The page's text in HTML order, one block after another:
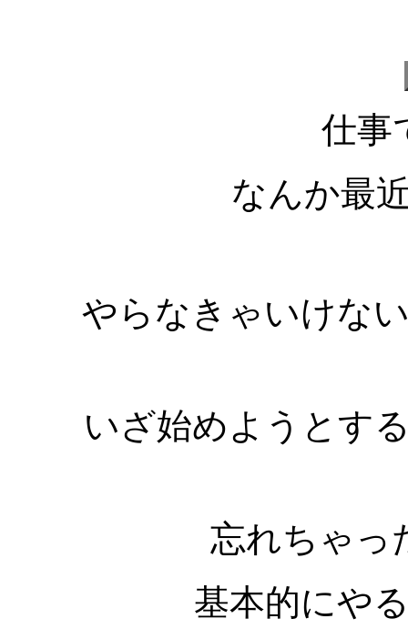
仕事
なんか最
やらなきゃいけな
いざ始めようとす
忘れちゃっ
基本的にや